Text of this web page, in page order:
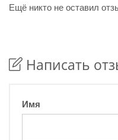
Ещё никто не оставил
Написать
Имя